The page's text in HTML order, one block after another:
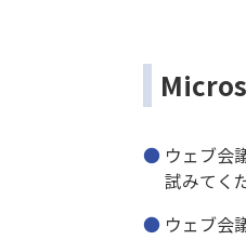
ウェブ会
試みてく
ウェブ会